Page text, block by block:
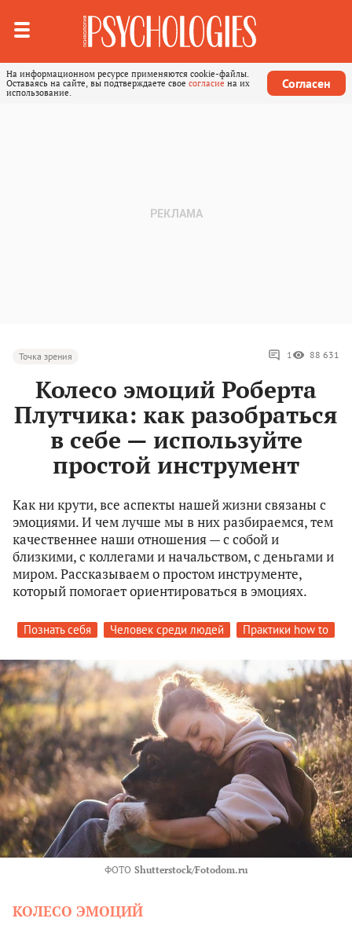
На информационном ресурсе применяются cookie-файлы.
Оставаясь на сайте, вы подтверждаете свое согласие на их
использование.
Согласен
Точка зрения 1 88 631
Колесо эмоций Роберта
Плутчика: как разобраться
в себе — используйте
простой инструмент
Как ни крути, все аспекты нашей жизни связаны с
эмоциями. И чем лучше мы в них разбираемся, тем
качественнее наши отношения — с собой и
близкими, с коллегами и начальством, с деньгами и
миром. Рассказываем о простом инструменте,
который помогает ориентироваться в эмоциях.
Познать себя Человек среди людей Практики how to
ФОТО Shutterstock/Fotodom.ru
КОЛЕСО ЭМОЦИЙ